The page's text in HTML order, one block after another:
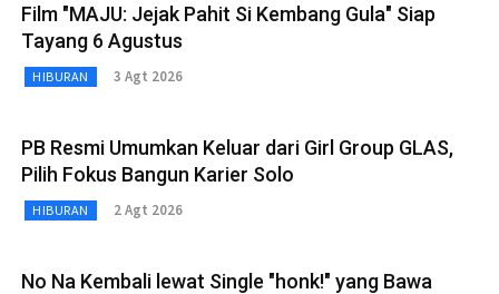
Film "MAJU: Jejak Pahit Si Kembang Gula" Siap
Tayang 6 Agustus
HIBURAN 3 Agt 2026
PB Resmi Umumkan Keluar dari Girl Group GLAS,
Pilih Fokus Bangun Karier Solo
HIBURAN 2 Agt 2026
No Na Kembali lewat Single "honk!" yang Bawa